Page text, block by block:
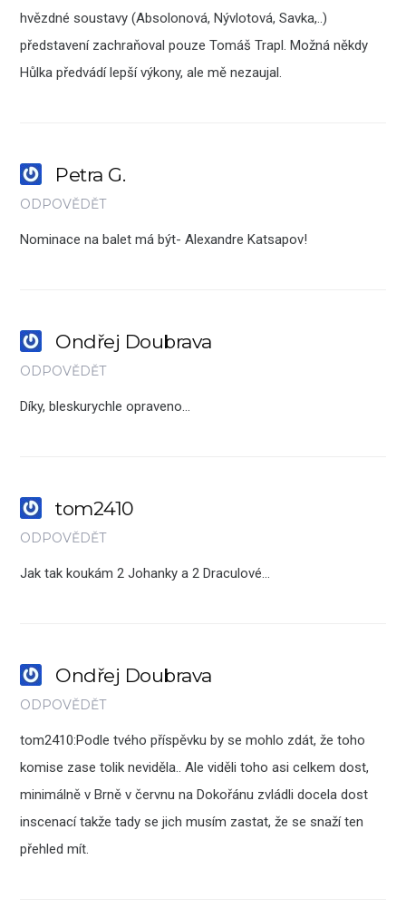
hvězdné soustavy (Absolonová, Nývlotová, Savka,..)
představení zachraňoval pouze Tomáš Trapl. Možná někdy
Hůlka předvádí lepší výkony, ale mě nezaujal.
Petra G.
ODPOVĚDĚT
Nominace na balet má být- Alexandre Katsapov!
Ondřej Doubrava
ODPOVĚDĚT
Díky, bleskurychle opraveno…
tom2410
ODPOVĚDĚT
Jak tak koukám 2 Johanky a 2 Draculové…
Ondřej Doubrava
ODPOVĚDĚT
tom2410:Podle tvého příspěvku by se mohlo zdát, že toho
komise zase tolik neviděla.. Ale viděli toho asi celkem dost,
minimálně v Brně v červnu na Dokořánu zvládli docela dost
inscenací takže tady se jich musím zastat, že se snaží ten
přehled mít.